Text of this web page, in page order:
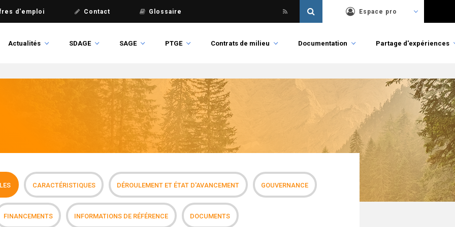
d'emploi Contact Glossaire Espace pro
Actualités SDAGE SAGE PTGE Contrats de milieu Documentation Partage d'expériences
CARACTÉRISTIQUES DÉROULEMENT ET ÉTAT D'AVANCEMENT GOUVERNANCE
FINANCEMENTS INFORMATIONS DE RÉFÉRENCE DOCUMENTS